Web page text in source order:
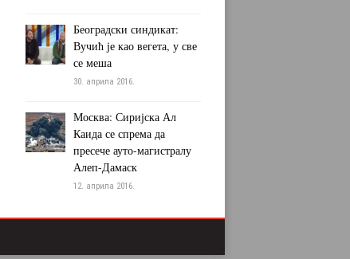
Београдски синдикат:
Вучић је као вегета, у све
се меша
30. априла 2016.
Москва: Сиријска Ал
Каида се спрема да
пресече ауто-магистралу
Алеп-Дамаск
12. априла 2016.